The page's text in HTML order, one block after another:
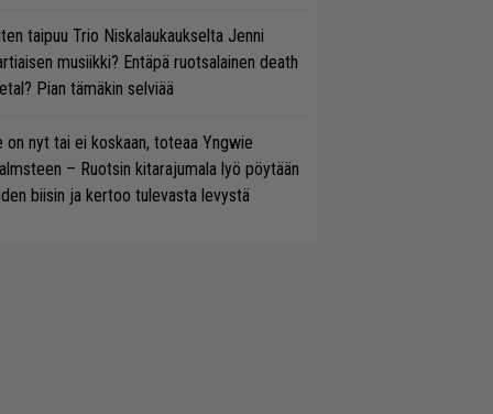
taipuu Trio Niskalaukaukselta Jenni
musiikki? Entäpä ruotsalainen death
Pian tämäkin selviää
on nyt tai ei koskaan, toteaa Yngwie
– Ruotsin kitarajumala lyö pöytään
biisin ja kertoo tulevasta levystä